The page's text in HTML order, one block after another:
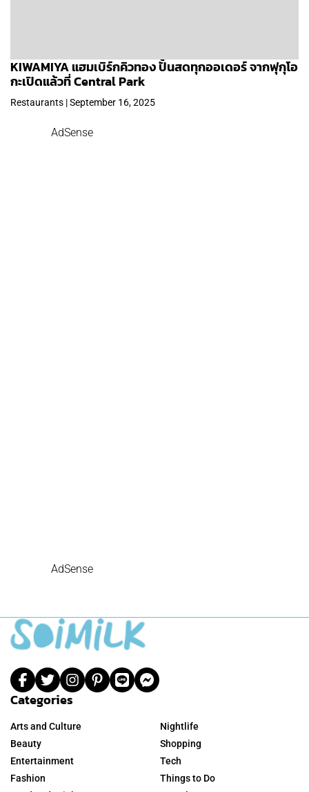
KIWAMIYA แฮมเบิร์กคิวทอง ปั้นสดทุกออเดอร์ จากฟุกุโอ
กะเปิดแล้วที่ Central Park
Restaurants | September 16, 2025
AdSense
AdSense
Categories
Arts and Culture
Beauty
Entertainment
Fashion
Nightlife
Shopping
Tech
Things to Do